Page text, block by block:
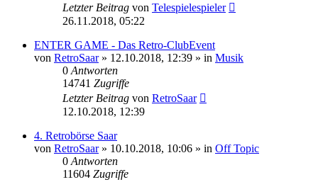
Letzter Beitrag von Telespielespieler
26.11.2018, 05:22
ENTER GAME - Das Retro-ClubEvent
von RetroSaar» 12.10.2018, 12:39 » in Musik
0Antworten
14741 Zugriffe
Letzter Beitrag von RetroSaar
12.10.2018, 12:39
4. Retrobörse Saar
von RetroSaar» 10.10.2018, 10:06 » in Off Topic
0Antworten
11604 Zugriffe